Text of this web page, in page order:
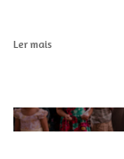
Ler mais